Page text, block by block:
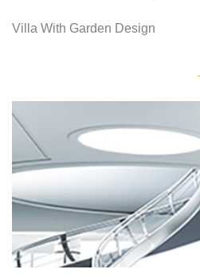
Villa With Garden Design